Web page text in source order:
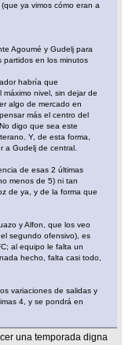
ya vimos cómo eran a
Agoumé y Gudelj para
partidos en los minutos
habría que
nivel, sin dejar de
algo de mercado en
más el centro del
digo que sea este
Y, de esta forma,
a Gudelj de central.
de esas 2 últimas
menos de 5) ni tan
de ya, y de la forma que
y Alfon, que los veo
segundo ofensivo), es
al equipo le falta un
hecho, falta casi todo,
variaciones de salidas y
4, y se pondrá en
una temporada digna